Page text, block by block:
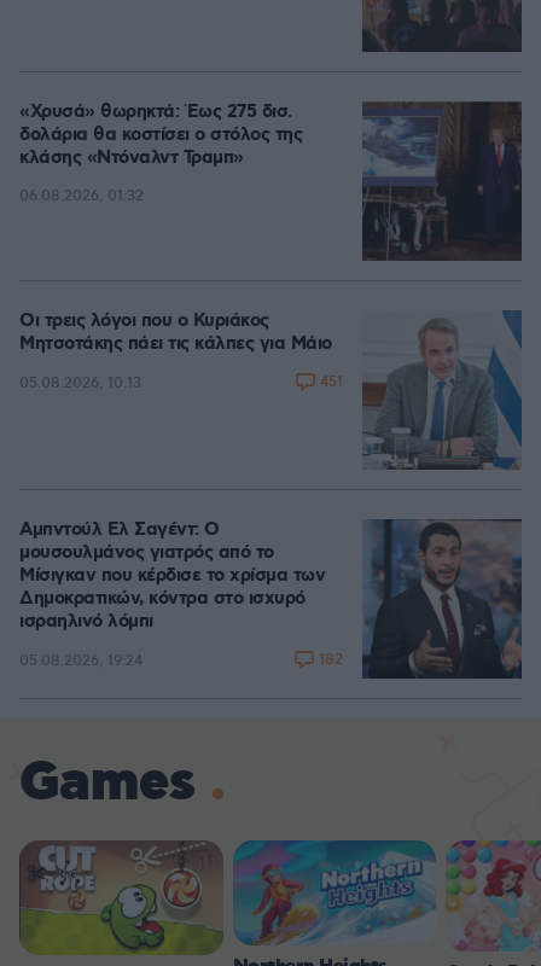
«Χρυσά» θωρηκτά: Έως 275 δισ.
δολάρια θα κοστίσει ο στόλος της
κλάσης «Ντόναλντ Τραμπ»
06.08.2026, 01:32
Οι τρεις λόγοι που ο Κυριάκος
Μητσοτάκης πάει τις κάλπες για Μάιο
05.08.2026, 10:13 451
Αμπντούλ Ελ Σαγέντ: Ο
μουσουλμάνος γιατρός από το
Μίσιγκαν που κέρδισε το χρίσμα των
Δημοκρατικών, κόντρα στο ισχυρό
ισραηλινό λόμπι
05.08.2026, 19:24 182
Games